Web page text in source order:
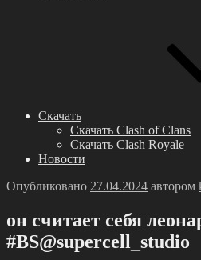
Скачать
Скачать Clash of Clans
Скачать Clash Royale
Новости
Опубликовано 27.04.2024 автором
он cчитaет cебя
#BS@suрercell_studio